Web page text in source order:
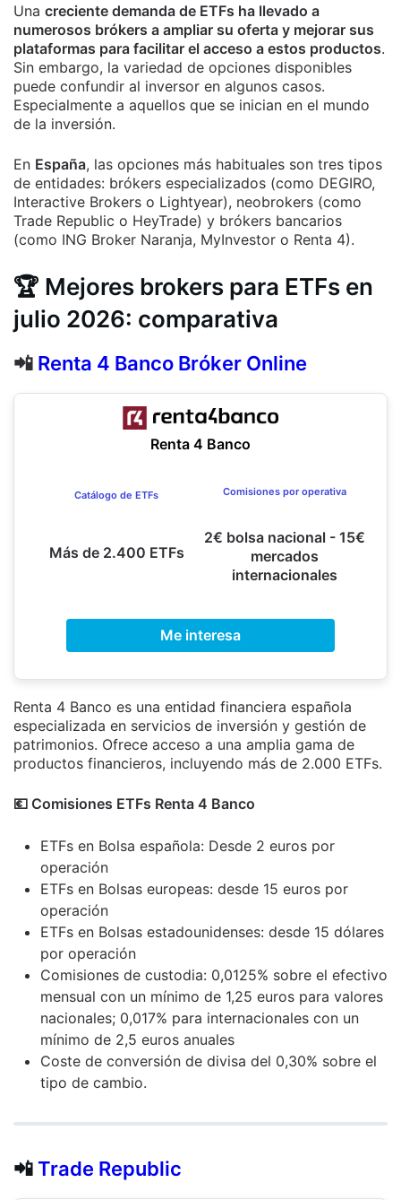
Una creciente demanda de ETFs ha llevado a
numerosos brókers a ampliar su oferta y mejorar sus
plataformas para facilitar el acceso a estos productos.
Sin embargo, la variedad de opciones disponibles
puede confundir al inversor en algunos casos.
Especialmente a aquellos que se inician en el mundo
de la inversión.
En España, las opciones más habituales son tres tipos
de entidades: brókers especializados (como DEGIRO,
Interactive Brokers o Lightyear), neobrokers (como
Trade Republic o HeyTrade) y brókers bancarios
(como ING Broker Naranja, MyInvestor o Renta 4).
🏆 Mejores brokers para ETFs en
julio 2026: comparativa
📲 Renta 4 Banco Bróker Online
Renta 4 Banco
Catálogo de ETFs
Más de 2.400 ETFs
Comisiones por operativa
2€ bolsa nacional - 15€
mercados
internacionales
Me interesa
Renta 4 Banco es una entidad financiera española
especializada en servicios de inversión y gestión de
patrimonios. Ofrece acceso a una amplia gama de
productos financieros, incluyendo más de 2.000 ETFs.
💶​ Comisiones ETFs Renta 4 Banco
ETFs en Bolsa española: Desde 2 euros por
operación
ETFs en Bolsas europeas: desde 15 euros por
operación
ETFs en Bolsas estadounidenses: desde 15 dólares
por operación
Comisiones de custodia: 0,0125% sobre el efectivo
mensual con un mínimo de 1,25 euros para valores
nacionales; 0,017% para internacionales con un
mínimo de 2,5 euros anuales
Coste de conversión de divisa del 0,30% sobre el
tipo de cambio.
📲Trade Republic